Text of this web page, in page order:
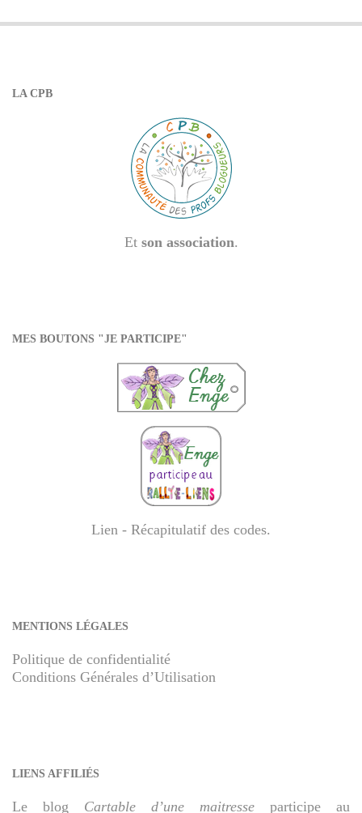
LA CPB
Et son association.
MES BOUTONS "JE PARTICIPE"
Lien - Récapitulatif des codes.
MENTIONS LÉGALES
Politique de confidentialité
Conditions Générales d’Utilisation
LIENS AFFILIÉS
Le blog Cartable d’une maitresse participe au